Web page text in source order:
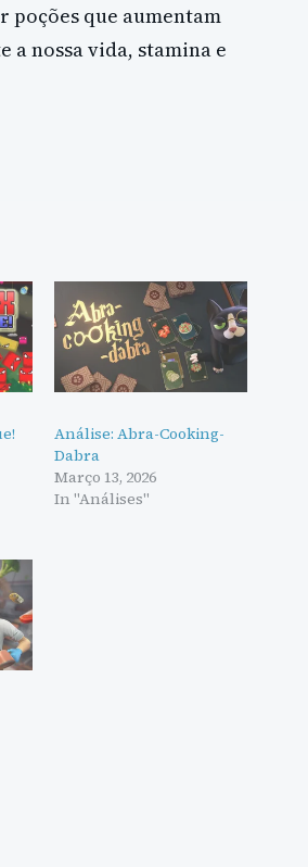
poções que aumentam
a nossa vida, stamina e
Análise: Abra-Cooking-
Dabra
Março 13, 2026
In "Análises"